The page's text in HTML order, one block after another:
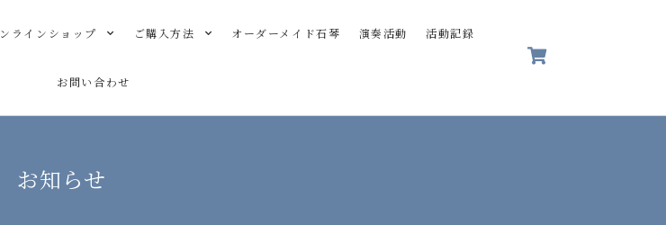
ラインショップ ご購入方法 オーダーメイド石琴 演奏活動 活動記録
お問い合わせ
お知らせ